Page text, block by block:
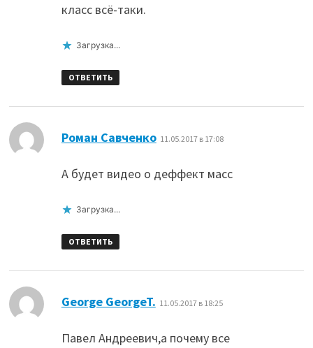
класс всё-таки.
Загрузка...
ОТВЕТИТЬ
Роман Савченко: 11.05.2017 в 17:08
А будет видео о деффект масс
Загрузка...
ОТВЕТИТЬ
George GeorgeT. 11.05.2017 в 18:25
Павел Андреевич,а почему все